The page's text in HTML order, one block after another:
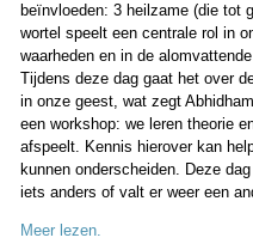
beïnvloeden: 3 heilzame (die tot
wortel speelt een centrale rol in
waarheden en in de
Tijdens deze dag gaat het over
in onze geest, wat zegt
een workshop: we leren theorie
afspeelt. Kennis hierover kan
kunnen onderscheiden. Deze
iets anders of valt er weer een
Meer lezen.